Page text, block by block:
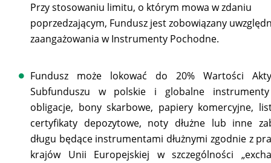
Przy stosowaniu limitu, o którym mowa w zdaniu
poprzedzającym, Fundusz jest zobowiązany
zaangażowania w Instrumenty Pochodne.
Fundusz może lokować do 20% Wartości
Subfunduszu w polskie i globalne
obligacje, bony skarbowe, papiery komercyjne,
certyfikaty depozytowe, noty dłużne lub inne
długu będące instrumentami dłużnymi zgodnie z
krajów Unii Europejskiej w szczególności